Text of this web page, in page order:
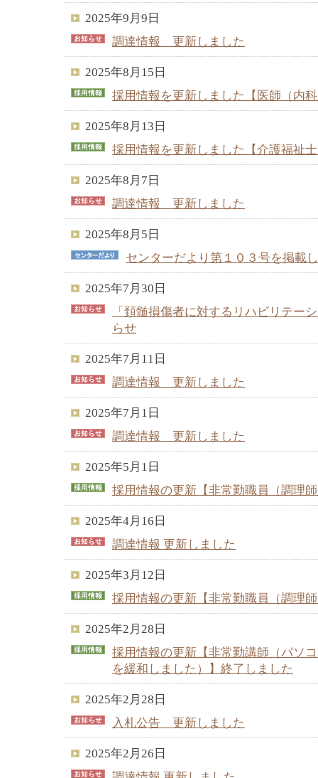
2025年9月9日
調達情報 更新しました
2025年8月15日
採用情報を更新しました【医師（内
2025年8月13日
採用情報を更新しました【介護福祉
2025年8月7日
調達情報 更新しました
2025年8月5日
センターだより第１０３号を掲載
2025年7月30日
「頚髄損傷者に対するリハビリテー
らせ
2025年7月11日
調達情報 更新しました
2025年7月1日
調達情報 更新しました
2025年5月1日
採用情報の更新【非常勤職員（調理
2025年4月16日
調達情報 更新しました
2025年3月12日
採用情報の更新【非常勤職員（調理
2025年2月28日
採用情報の更新【非常勤講師（パソ
を緩和しました）】終了しました
2025年2月28日
入札公告 更新しました
2025年2月26日